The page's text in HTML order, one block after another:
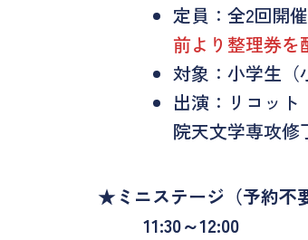
定員：全2回開催
前より整理券を
対象：小学生（
出演：リコット
院天文学専攻修
★ミニステージ（予約不
11:30～12:00